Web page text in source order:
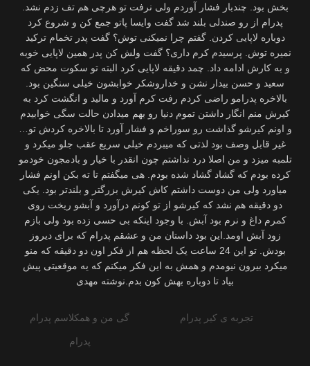
بخش بود. چندبار فشار آوردم ولی نرفت تو هرچی هم تف زدم نشد.
پدرام از رو صندلی بلند شد گفت وایسا پاتو جمع کن و شروع کرد
دوباره لاپایی کردن. گفتم چرا نمیکنی توش؟ گفت پدر تخمام ترکید
نمیره توش. پرسیدم کرم داری؟ گفت ولش کن پدر همین لاپایی خوبه
و به کارش ادامه داد. چمد دقیقه لاپایی کرد البته تو سکوت محض که
سعید و حسن بیدار نشن و خداروشکر خوابشون خیلی سنگین بود.
بالاخره پدرامو راضی کردم رفت کرم آورد و مالید و انگشت کرد به
کیرش منم انگار داشتن تموم دنیا رو بهم میدادن حالت سگی خوابیدم
و اونم کیرشو گذاشت رو سوراخم و فشار آورد تا بالاخره کردش تو…
غیر قابل وصف بود لذتی که میبردم خیلی سریع عقب جلو میکرد و
تلمبه میزد و من اصلا درد نداشتم چون انقدر با خیار و بادمجون خودمو
کرده بودم که گشاد گشاد شده بودم. هی میگفتم تا ته بکن اونم فشار
میاورد ولی من دوست داشتم کاش کیرش بزرگتر و بلندتر بود. یکی
دو دقیقه هم نشد که کیرشو از تو کونم درآورد و آبشو ریخت روی
کمرم داغ و نرم بود آبش. با وجود اینکه بی حسی زده بود ولی بازم
زود آبش اومد.این بود داستان من و عشقم پدرام که برای دیروز
بودش. تو این 24 ساعت یک لحظه هم از فکر اون دو دقیقه که منو
میکرد بیرون نیومدم و همش به این فکر میکنم که یه موقعیتی پیش
بیاد تا دوباره بهش کون بدم.نوشته مهدی
گی من و همکلاسم پدرام تجربه ی کیر پدرام
پدرام